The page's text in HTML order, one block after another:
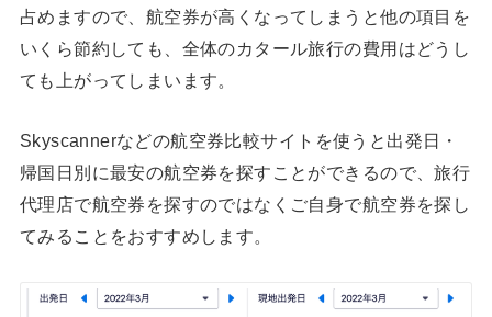
占めますので、航空券が高くなってしまうと他の項目を
いくら節約しても、全体のカタール旅行の費用はどうし
ても上がってしまいます。
Skyscannerなどの航空券比較サイトを使うと出発日・
帰国日別に最安の航空券を探すことができるので、旅行
代理店で航空券を探すのではなくご自身で航空券を探し
てみることをおすすめします。